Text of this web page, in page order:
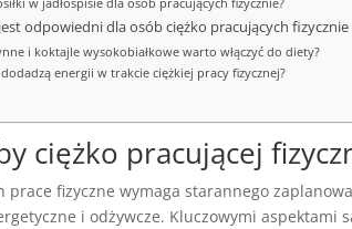
odpowiedni dla osób ciężko pracujących
i koktajle wysokobiałkowe warto włączyć do diety?
energii w trakcie ciężkiej pracy fizycznej?
ciężko pracującej
prace fizyczne wymaga starannego
i odżywcze. Kluczowymi aspektami